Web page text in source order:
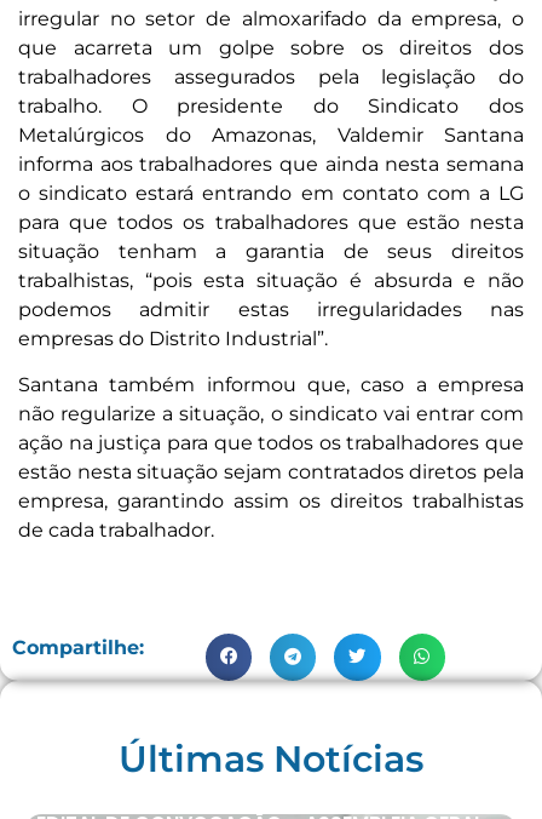
irregular no setor de almoxarifado da empresa, o
que acarreta um golpe sobre os direitos dos
trabalhadores assegurados pela legislação do
trabalho. O presidente do Sindicato dos
Metalúrgicos do Amazonas, Valdemir Santana
informa aos trabalhadores que ainda nesta semana
o sindicato estará entrando em contato com a LG
para que todos os trabalhadores que estão nesta
situação tenham a garantia de seus direitos
trabalhistas, “pois esta situação é absurda e não
podemos admitir estas irregularidades nas
empresas do Distrito Industrial”.
Santana também informou que, caso a empresa
não regularize a situação, o sindicato vai entrar com
ação na justiça para que todos os trabalhadores que
estão nesta situação sejam contratados diretos pela
empresa, garantindo assim os direitos trabalhistas
de cada trabalhador.
Compartilhe:
Últimas Notícias